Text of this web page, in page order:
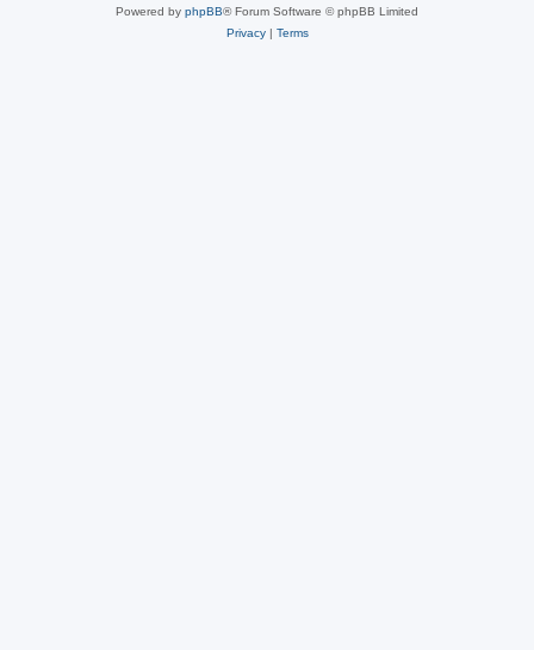
Powered by phpBB® Forum Software © phpBB Limited
Privacy| Terms